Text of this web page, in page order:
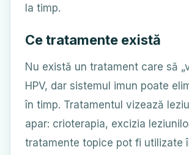
la timp.
Ce tratamente există
Nu există un tratament care să
HPV, dar sistemul imun poate
în timp. Tratamentul vizează
apar: crioterapia, excizia
tratamente topice pot fi utilizate